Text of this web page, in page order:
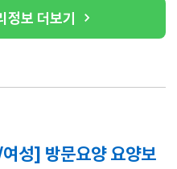
정보 더보기
성] 방문요양 요양보